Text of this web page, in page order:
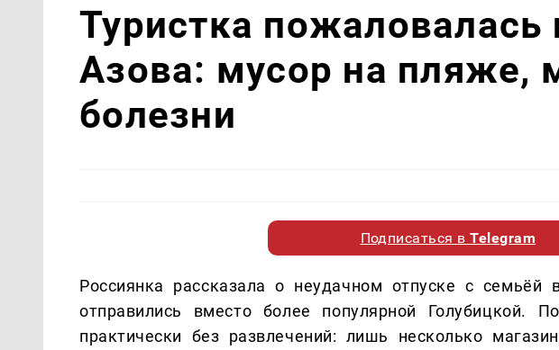
Туристка пожаловалась
Азова: мусор на пляже,
болезни
Подписаться вTelegram
Россиянка рассказала о неудачном отпуске с
отправились вместо более популярной Голубицкой.
практически без развлечений: лишь несколько